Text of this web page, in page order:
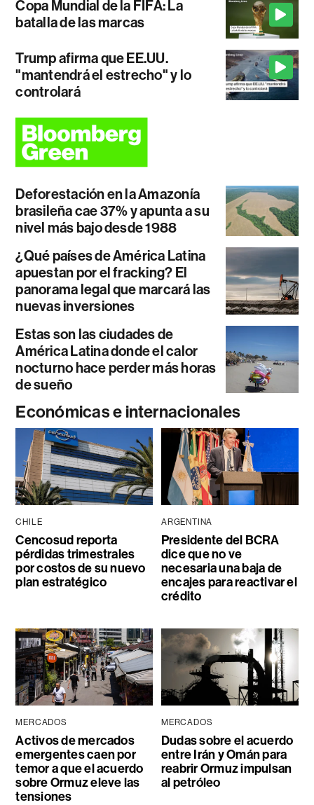
Copa Mundial de la FIFA: La
batalla de las marcas
Trump afirma que EE.UU.
"mantendrá el estrecho" y lo
controlará
Deforestación en la Amazonía
brasileña cae 37% y apunta a su
nivel más bajo desde 1988
¿Qué países de América Latina
apuestan por el fracking? El
panorama legal que marcará las
nuevas inversiones
Estas son las ciudades de
América Latina donde el calor
nocturno hace perder más horas
de sueño
Económicas e internacionales
CHILE
Cencosud reporta
pérdidas trimestrales
por costos de su nuevo
plan estratégico
ARGENTINA
Presidente del BCRA
dice que no ve
necesaria una baja de
encajes para reactivar el
crédito
MERCADOS
Activos de mercados
emergentes caen por
temor a que el acuerdo
sobre Ormuz eleve las
tensiones
MERCADOS
Dudas sobre el acuerdo
entre Irán y Omán para
reabrir Ormuz impulsan
al petróleo